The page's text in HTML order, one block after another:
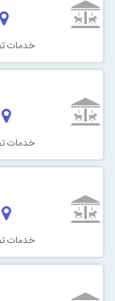
خدمات
خدمات
خدمات